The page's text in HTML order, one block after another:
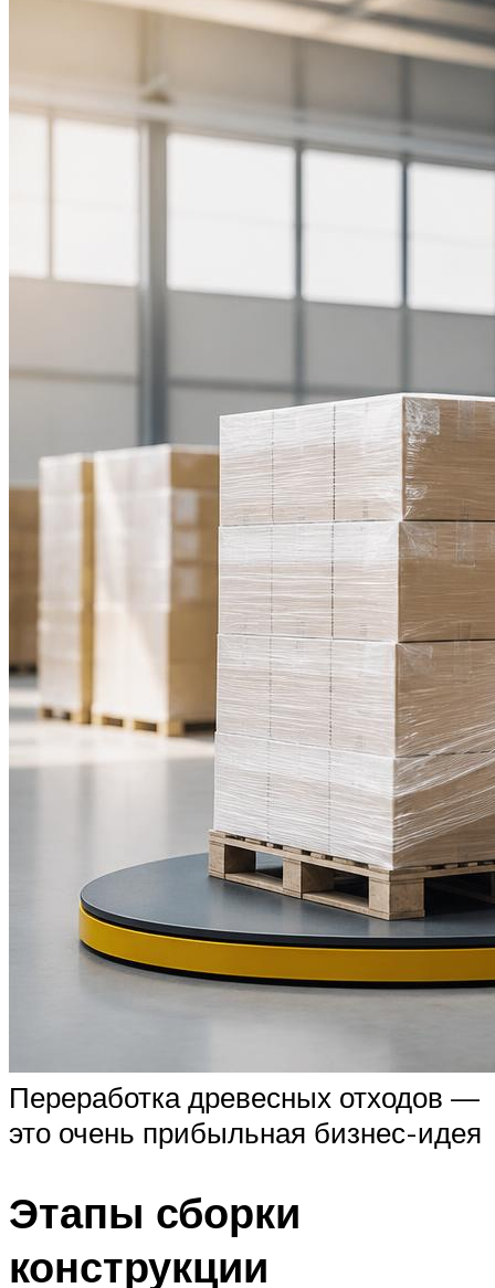
Переработка древесных отходов —
это очень прибыльная бизнес-идея
Этапы сборки
конструкции